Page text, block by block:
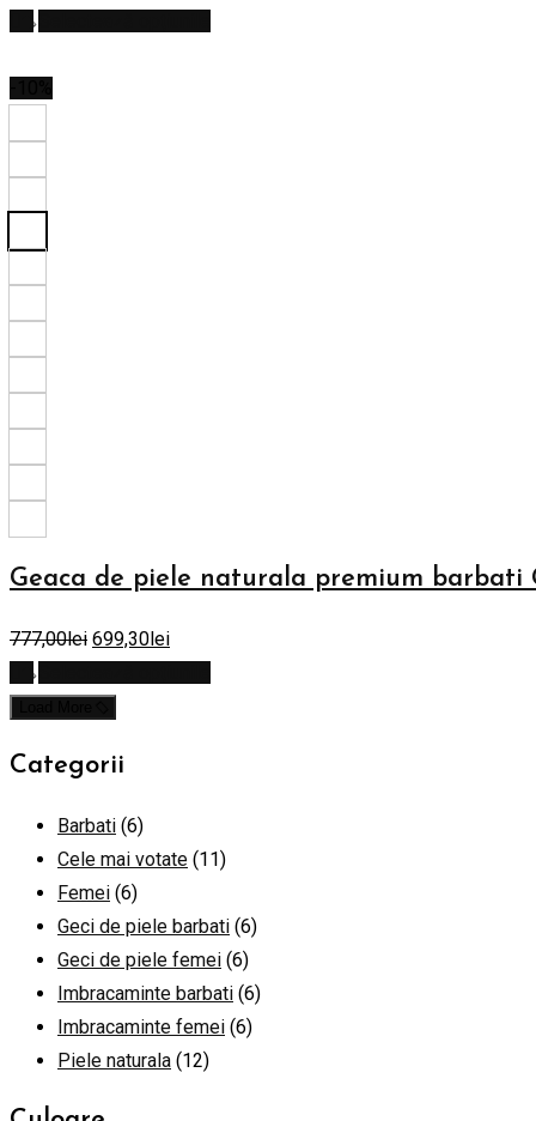
Geaca de piele naturala premium barbati
777,00lei 699,30lei
Categorii
Barbati (6)
Cele mai votate (11)
Femei (6)
Geci de piele barbati (6)
Geci de piele femei (6)
Imbracaminte barbati (6)
Imbracaminte femei (6)
Piele naturala (12)